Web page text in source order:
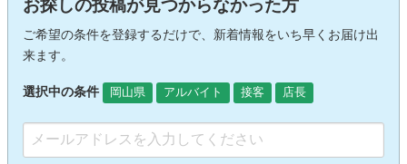
お探しの投稿が見つからなかった方
ご希望の条件を登録するだけで、新着情報をいち早くお届け出
来ます。
選択中の条件 岡山県 アルバイト 接客 店長